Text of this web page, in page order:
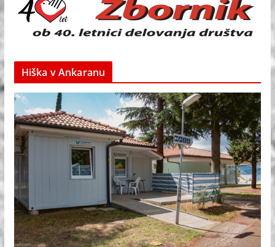
Hiška v Ankaranu